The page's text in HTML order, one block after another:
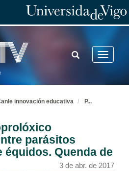
Toggle
TOGGLE
SEARCH
innovación educativa P...
parásitos
équidos. Quenda de
3 de abr. de 2017